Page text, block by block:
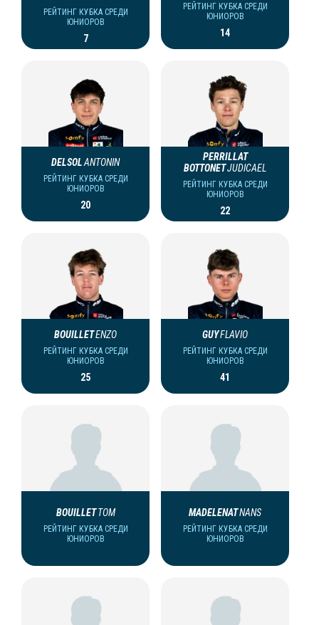
РЕЙТИНГ КУБКА СРЕДИ
ЮНИОРОВ
7
РЕЙТИНГ КУБКА СРЕДИ
ЮНИОРОВ
14
DELSOLANTONIN
РЕЙТИНГ КУБКА СРЕДИ
ЮНИОРОВ
20
PERRILLAT
BOTTONETJUDICAEL
РЕЙТИНГ КУБКА СРЕДИ
ЮНИОРОВ
22
BOUILLETENZO
РЕЙТИНГ КУБКА СРЕДИ
ЮНИОРОВ
25
GUYFLAVIO
РЕЙТИНГ КУБКА СРЕДИ
ЮНИОРОВ
41
BOUILLET TOM
РЕЙТИНГ КУБКА СРЕДИ
ЮНИОРОВ
MADELENATNANS
РЕЙТИНГ КУБКА СРЕДИ
ЮНИОРОВ